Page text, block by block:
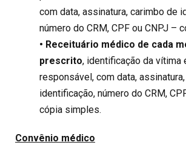
com data, assinatura, carimbo de
número do CRM, CPF ou CNPJ –
• Receituário médico de cada
prescrito, identificação da vítima
responsável, com data,
identificação, número do CRM,
cópia simples.
Convênio médico